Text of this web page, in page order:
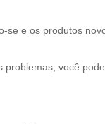
se e os produtos
você